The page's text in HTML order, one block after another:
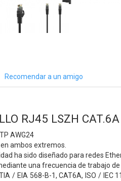
Recomendar a un amigo
RJ45 LSZH
AWG24
ambos extremos.
ha sido diseñado para redes
una frecuencia de trabajo de
/ EIA 568-B-1, CAT6A, ISO / IEC